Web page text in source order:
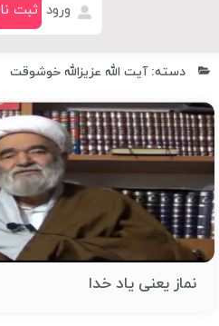
ورود ثبت نام
دسته: آیت الله عزیزالله خوشوقت
نماز یعنی یاد خدا